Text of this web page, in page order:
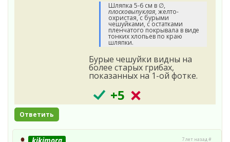
Шляпка 5-6 см в ∅,
плосковыпуклая, желто-
охристая, с бурыми
чешуйками, с остатками
пленчатого покрывала в виде
тонких хлопьев по краю
шляпки.
Бурые чешуйки видны на
более старых грибах,
показанных на 1-ой фотке.
+5
Ответить
7 лет назад #